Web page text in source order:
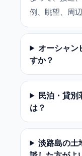
例、眺望、周
オーシャン
すか？
民泊・貸別
は？
淡路島の土